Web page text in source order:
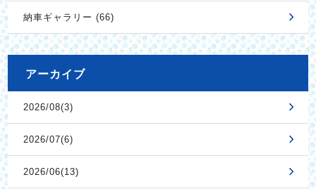
納車ギャラリー (66)
アーカイブ
2026/08(3)
2026/07(6)
2026/06(13)